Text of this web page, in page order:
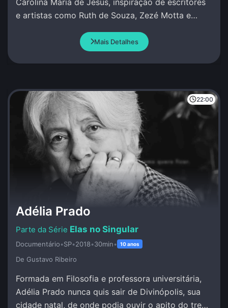
e artistas como Ruth de Souza, Zezé Motta e
Mais Detalhes
22:00
Adélia Prado
Elas no Singular
Documentário•SP•2018•30min• 10 anos
De Gustavo Ribeiro
Formada em Filosofia e professora universitária,
Adélia Prado nunca quis sair de Divinópolis, sua
cidade natal, de onde podia ouvir o apito do trem